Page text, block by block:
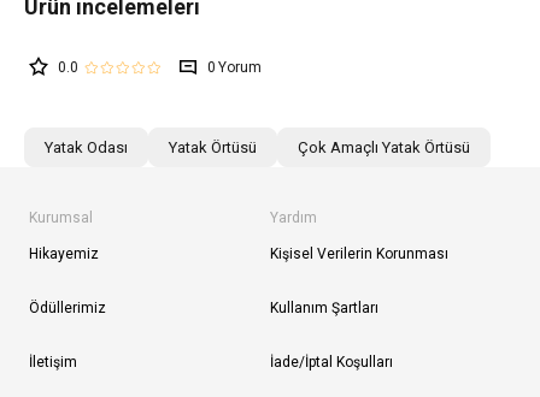
0.0 0
Yatak Odası Yatak Örtüsü Çok Amaçlı Yatak Örtüsü
Kurumsal
Hikayemiz
Ödüllerimiz
İletişim
Yardım
Kişisel Verilerin Korunması
Kullanım Şartları
İade/İptal Koşulları